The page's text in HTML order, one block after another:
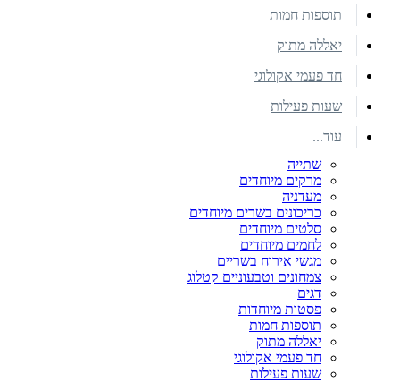
תוספות חמות
יאללה מתוק
חד פעמי אקולוגי
שעות פעילות
עוד...
שתייה
מרקים מיוחדים
מעדניה
כריכונים בשרים מיוחדים
סלטים מיוחדים
לחמים מיוחדים
מגשי אירוח בשריים
צמחונים וטבעוניים קטלוג
דגים
פסטות מיוחדות
תוספות חמות
יאללה מתוק
חד פעמי אקולוגי
שעות פעילות